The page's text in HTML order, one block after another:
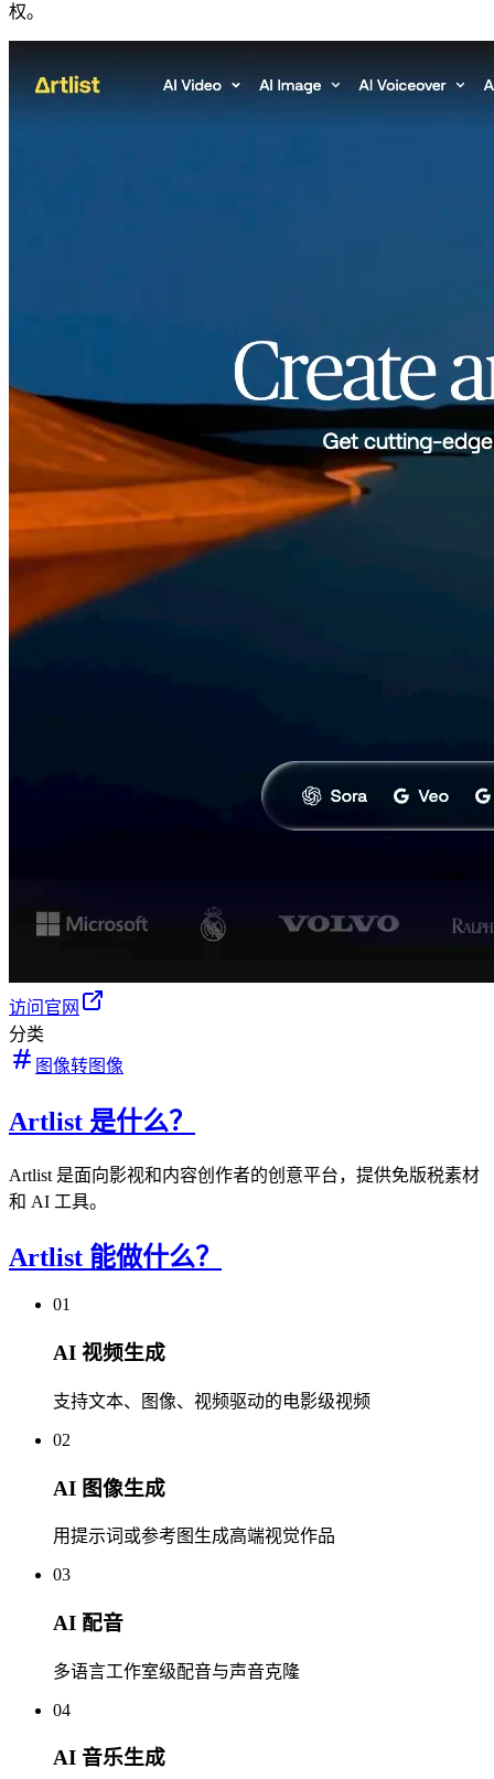
权。
访问官网
分类
图像转图像
Artlist 是什么？
Artlist 是面向影视和内容创作者的创意平台，提供免版税素材
和 AI 工具。
Artlist 能做什么？
01
AI 视频生成
支持文本、图像、视频驱动的电影级视频
02
AI 图像生成
用提示词或参考图生成高端视觉作品
03
AI 配音
多语言工作室级配音与声音克隆
04
AI 音乐生成